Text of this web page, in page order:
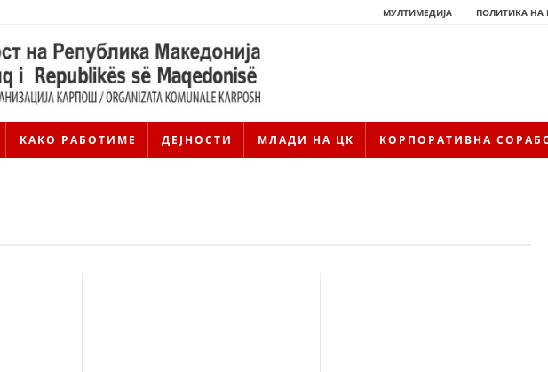
МУЛТИМЕДИЈА ПОЛИТИКА НА
КАКО РАБОТИМЕ ДЕЈНОСТИ МЛАДИ НА ЦК КОРПОРАТИВНА